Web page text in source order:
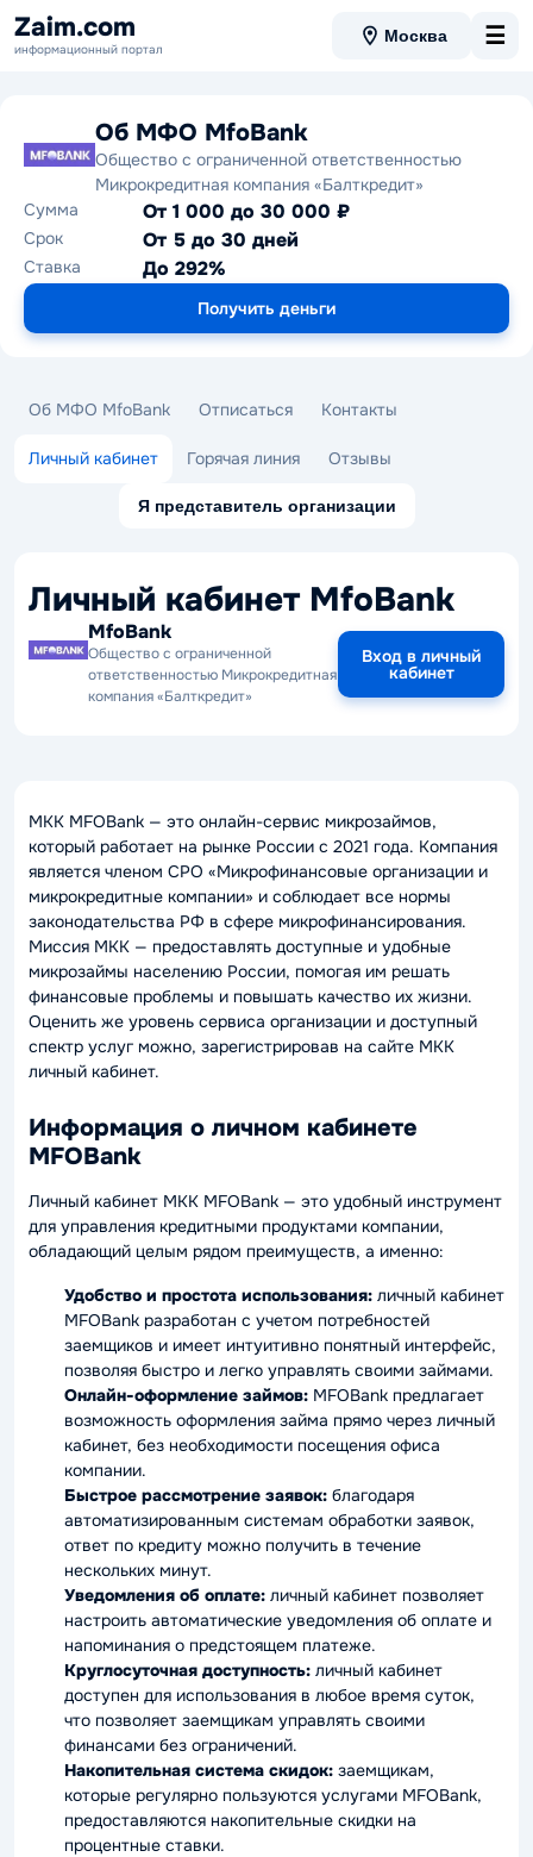
Zaim.com
информационный портал
Москва ☰
Об МФО MfoBank
Общество с ограниченной ответственностью
Микрокредитная компания «Балткредит»
Сумма
От 1 000 до 30 000 ₽
Срок От 5 до 30 дней
Ставка До 292%
Получить деньги
Об МФО MfoBank Отписаться Контакты
Личный кабинет Горячая линия Отзывы
Я представитель организации
Личный кабинет MfoBank
MfoBank
Общество с ограниченной
ответственностью Микрокредитная
компания «Балткредит»
Вход в личный
кабинет
МКК MFOBank — это онлайн-сервис микрозаймов,
который работает на рынке России с 2021 года. Компания
является членом СРО «Микрофинансовые организации и
микрокредитные компании» и соблюдает все нормы
законодательства РФ в сфере микрофинансирования.
Миссия МКК — предоставлять доступные и удобные
микрозаймы населению России, помогая им решать
финансовые проблемы и повышать качество их жизни.
Оценить же уровень сервиса организации и доступный
спектр услуг можно, зарегистрировав на сайте МКК
личный кабинет.
Информация о личном кабинете
MFOBank
Личный кабинет МКК MFOBank — это удобный инструмент
для управления кредитными продуктами компании,
обладающий целым рядом преимуществ, а именно:
Удобство и простота использования: личный кабинет
MFOBank разработан с учетом потребностей
заемщиков и имеет интуитивно понятный интерфейс,
позволяя быстро и легко управлять своими займами.
Онлайн-оформление займов: MFOBank предлагает
возможность оформления займа прямо через личный
кабинет, без необходимости посещения офиса
компании.
Быстрое рассмотрение заявок: благодаря
автоматизированным системам обработки заявок,
ответ по кредиту можно получить в течение
нескольких минут.
Уведомления об оплате: личный кабинет позволяет
настроить автоматические уведомления об оплате и
напоминания о предстоящем платеже.
Круглосуточная доступность: личный кабинет
доступен для использования в любое время суток,
что позволяет заемщикам управлять своими
финансами без ограничений.
Накопительная система скидок: заемщикам,
которые регулярно пользуются услугами MFOBank,
предоставляются накопительные скидки на
процентные ставки.